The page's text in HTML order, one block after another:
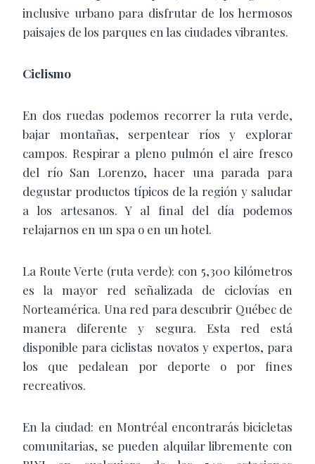
inclusive urbano para disfrutar de los hermosos
paisajes de los parques en las ciudades vibrantes.
Ciclismo
En dos ruedas podemos recorrer la ruta verde,
bajar montañas, serpentear ríos y explorar
campos. Respirar a pleno pulmón el aire fresco
del río San Lorenzo, hacer una parada para
degustar productos típicos de la región y saludar
a los artesanos. Y al final del día podemos
relajarnos en un spa o en un hotel.
La Route Verte (ruta verde): con 5,300 kilómetros
es la mayor red señalizada de ciclovías en
Norteamérica. Una red para descubrir Québec de
manera diferente y segura. Esta red está
disponible para ciclistas novatos y expertos, para
los que pedalean por deporte o por fines
recreativos.
En la ciudad: en Montréal encontrarás bicicletas
comunitarias, se pueden alquilar libremente con